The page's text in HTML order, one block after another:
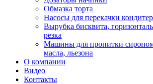
Обмазка торта
Насосы для перекачки
Вырубка бисквита,
резка
Машины для пропитки
масла, льезона
О компании
Видео
Контакты